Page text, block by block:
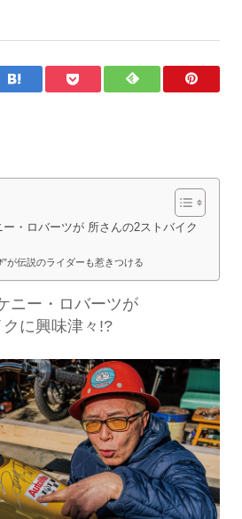
・ロバーツが 所さんの2ストバイク
”が伝説のライダーも惹きつける
ニー・ロバーツが
に興味津々!?